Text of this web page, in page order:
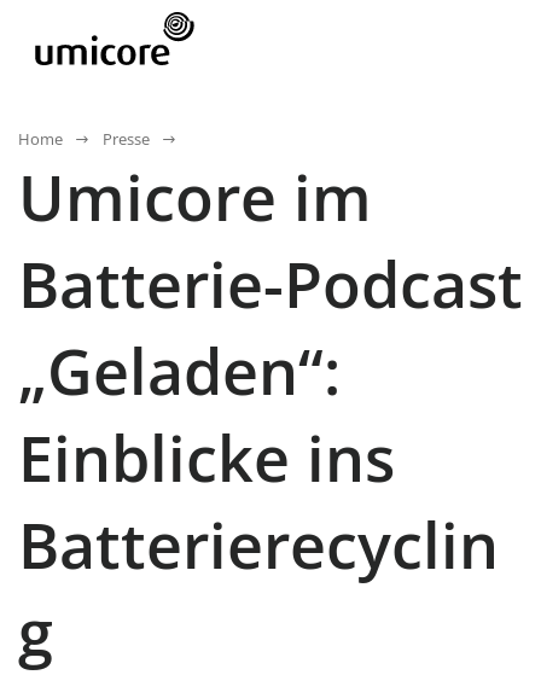
Home Presse
Umicore im
Batterie-Podcast
„Geladen“:
Einblicke ins
Batterierecyclin
g